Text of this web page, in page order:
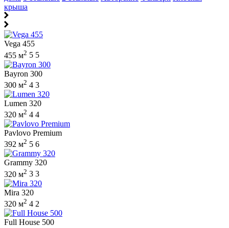
крыша
Vega 455
455 м2 5 5
Bayron 300
300 м2 4 3
Lumen 320
320 м2 4 4
Pavlovo Premium
392 м2 5 6
Grammy 320
320 м2 3 3
Mira 320
320 м2 4 2
Full House 500